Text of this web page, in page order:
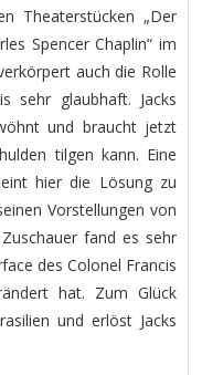
Theaterstücken „Der
Spencer Chaplin“ im
auch die Rolle
sehr glaubhaft. Jacks
und braucht jetzt
tilgen kann. Eine
hier die Lösung zu
Vorstellungen von
fand es sehr
des Colonel Francis
hat. Zum Glück
und erlöst Jacks